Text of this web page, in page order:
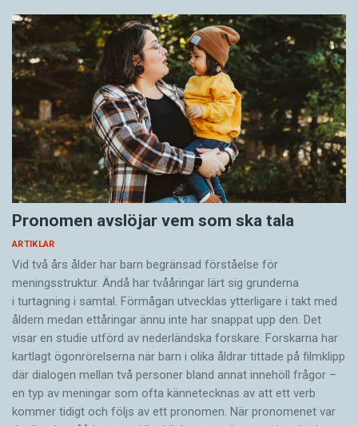
Pronomen avslöjar vem som ska tala
ARTIKLAR
Vid två års ålder har barn begränsad förståelse för
meningsstruktur. Ändå har tvååringar lärt sig grunderna
i turtagning i samtal. Förmågan utvecklas ytterligare i takt med
åldern medan ettåringar ännu inte har snappat upp den. Det
visar en studie utförd av nederländska forskare. Forskarna har
kartlagt ögonrörelserna när barn i olika åldrar tittade på filmklipp
där dialogen mellan två personer bland annat innehöll frågor –
en typ av meningar som ofta kännetecknas av att ett verb
kommer tidigt och följs av ett pronomen. När pronomenet var